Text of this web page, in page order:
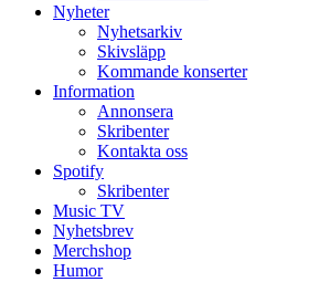
Nyheter
Nyhetsarkiv
Skivsläpp
Kommande konserter
Information
Annonsera
Skribenter
Kontakta oss
Spotify
Skribenter
Music TV
Nyhetsbrev
Merchshop
Humor